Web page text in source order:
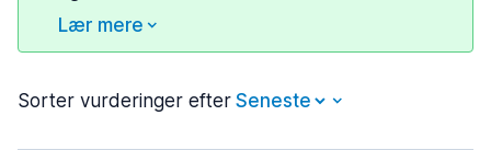
Lær mere
Sorter vurderinger efter